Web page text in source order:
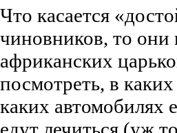
Что касается
чиновников, то они
африканских
посмотреть, в
каких автомобилях